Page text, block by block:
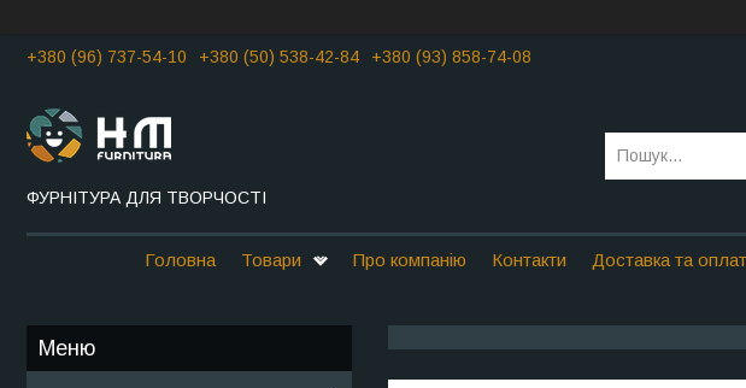
+380 (96) 737-54-10 +380 (50) 538-42-84 +380 (93) 858-74-08
ФУРНІТУРА ДЛЯ ТВОРЧОСТІ
Головна Товари Про компанію Контакти Доставка та